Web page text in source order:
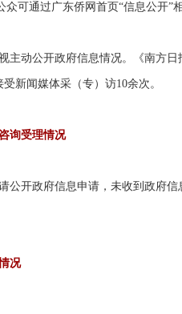
众可通过广东侨网首页“信息公开
动公开政府信息情况。《南方日
新闻媒体采（专）访10余次。
询受理情况
开政府信息申请，未收到政府信
况